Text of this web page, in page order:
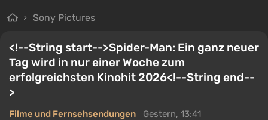
von Filmen, Fernsehprogrammen, Animationsfilmen,
besitzt und kontrolliert viele berühmte Marken und
Franchise -Unternehmen, einschließlich
Pictures, Tristar Pictures, Screen Edels, Sony Pictures
Animation und Sony Pictures Classics.
Sony Pictures
<!--String start-->Spider-Man: Ein ganz neuer
Tag wird in nur einer Woche zum
erfolgreichsten Kinohit 2026<!--String end--
>
Filme und Fernsehsendungen Gestern, 13:41